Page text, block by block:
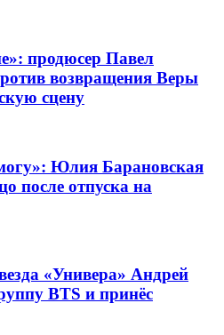
продюсер Павел
возвращения Веры
сцену
Юлия Барановская
после отпуска на
«Универа» Андрей
BTS и принёс